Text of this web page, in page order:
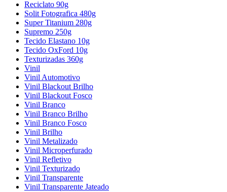
Reciclato 90g
Solit Fotografica 480g
Super Titanium 280g
Supremo 250g
Tecido Elastano 10g
Tecido OxFord 10g
Texturizadas 360g
Vinil
Vinil Automotivo
Vinil Blackout Brilho
Vinil Blackout Fosco
Vinil Branco
Vinil Branco Brilho
Vinil Branco Fosco
Vinil Brilho
Vinil Metalizado
Vinil Microperfurado
Vinil Refletivo
Vinil Texturizado
Vinil Transparente
Vinil Transparente Jateado